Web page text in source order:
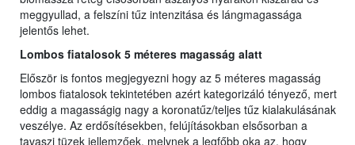
meggyullad, a felszíni tűz intenzitása és lángmagassága
jelentős lehet.
Lombos fiatalosok 5 méteres magasság alatt
Először is fontos megjegyezni hogy az 5 méteres magasság
lombos fiatalosok tekintetében azért kategorizáló tényező, mert
eddig a magasságig nagy a koronatűz/teljes tűz kialakulásának
veszélye. Az erdősítésekben, felújításokban elsősorban a
tavaszi tüzek jellemzőek, melynek a legfőbb oka az, hogy